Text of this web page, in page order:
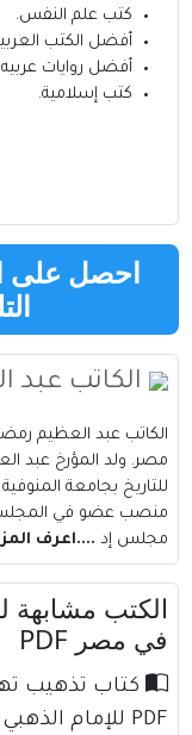
كتب علم النفس.
أفضل الكتب
أفضل روايات عربيه.
كتب إسلامية.
احصل على
الكاتب عبد
الكاتب عبد العظيم
للتاريخ بجامعة
منصب عضو في المجلس
مجلس إد....اعرف
الكتب مشابهة
في مصر PDF
PDF للإمام الذهبي